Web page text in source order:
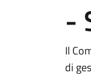
-
Il
di